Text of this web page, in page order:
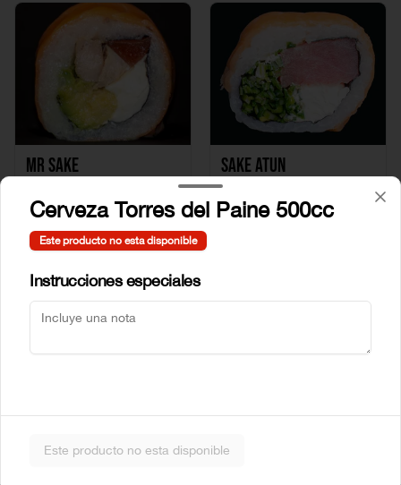
Mr Sake
$5.990
Sake Atun
Cerveza Torres del Paine 500cc
Este producto no esta disponible
Instrucciones especiales
Este producto no esta disponible